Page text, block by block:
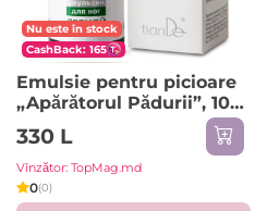
Nu este în stock
CashBack: 165
Emulsie pentru picioare
„Apărătorul Pădurii”, 100
g
330 L
Vînzător: TopMag.md
0(0)